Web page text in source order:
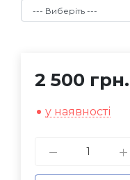
2 500 грн.
у наявності